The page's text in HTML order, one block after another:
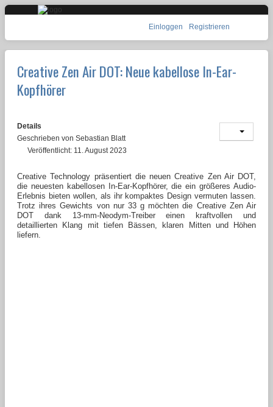
Einloggen Registrieren
Creative Zen Air DOT: Neue kabellose In-Ear-
Kopfhörer
Details
Geschrieben von Sebastian Blatt
Veröffentlicht: 11. August 2023
Creative Technology präsentiert die neuen Creative Zen Air DOT,
die neuesten kabellosen In-Ear-Kopfhörer, die ein größeres Audio-
Erlebnis bieten wollen, als ihr kompaktes Design vermuten lassen.
Trotz ihres Gewichts von nur 33 g möchten die Creative Zen Air
DOT dank 13-mm-Neodym-Treiber einen kraftvollen und
detaillierten Klang mit tiefen Bässen, klaren Mitten und Höhen
liefern.